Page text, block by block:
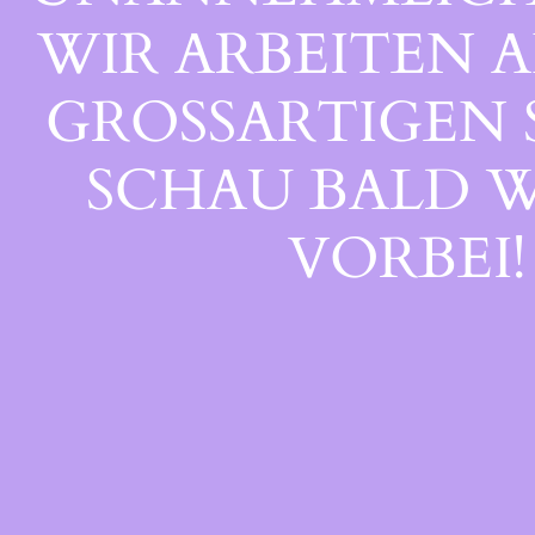
WIR ARBEITEN
GROSSARTIGEN
CHAU BALD
ORBEI!